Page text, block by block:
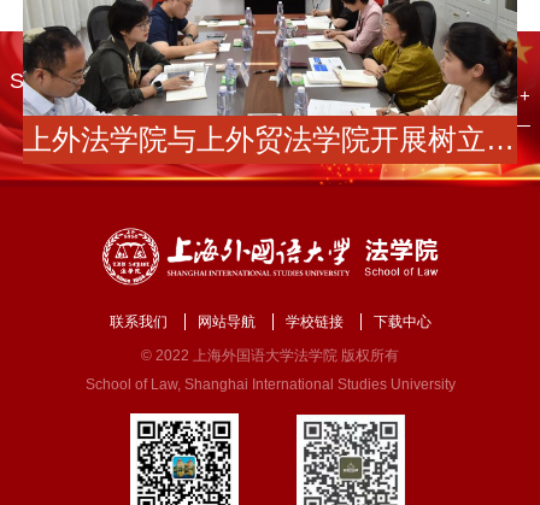
SISULAW · 党建学工
查看更多+
上外法学院与上外贸法学院开展树立和践行正确政绩观联组学习
联系我们 网站导航 学校链接
下载中心
© 2022 上海外国语大学法学院 版权所有
School of Law, Shanghai International Studies University